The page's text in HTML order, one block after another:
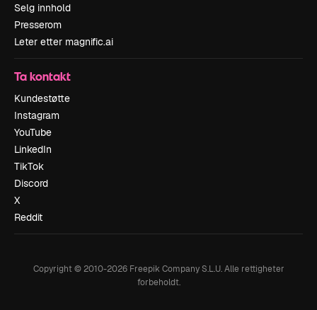
Selg innhold
Presserom
Leter etter magnific.ai
Ta kontakt
Kundestøtte
Instagram
YouTube
LinkedIn
TikTok
Discord
X
Reddit
Copyright © 2010-2026Freepik Company S.L.U. Alle rettigheter
forbeholdt.